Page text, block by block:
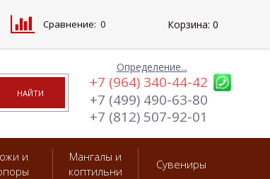
Определение...
+7 (964) 340-44-42
+7 (499) 490-63-80
+7 (812) 507-92-01
и
Мангалы и
коптильни
Сувениры
Сравнение: 0 Корзина: 0